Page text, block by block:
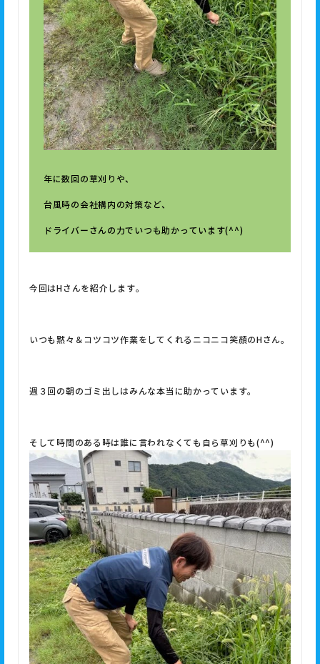
年に数回の草刈りや、
台風時の会社構内の対策など、
ドライバーさんの力でいつも助かっています(^^)
今回はHさんを紹介します。
いつも黙々＆コツコツ作業をしてくれるニコニコ笑顔のHさん。
週３回の朝のゴミ出しはみんな本当に助かっています。
そして時間のある時は誰に言われなくても自ら草刈りも(^^)